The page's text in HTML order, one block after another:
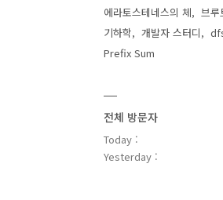
에라토스테네스의 체
브루
기하학
개발자 스터디
Prefix Sum
전체 방문자
Today :
Yesterday :